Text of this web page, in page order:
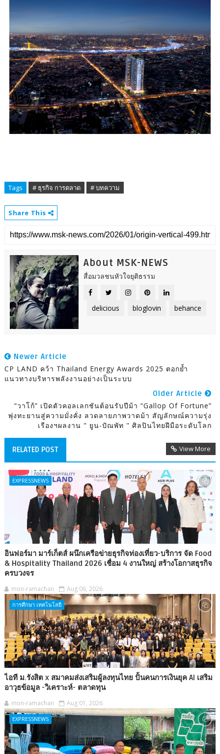
Tags # ธุรกิจ การตลาด # บทความ
Share This
About MSK-NEWS
สื่อมวลชนหัวใจยุติธรรม
delicious bloglovin behance
Newer Article
CP LAND คว้า Thailand Energy Awards 2025 ตอกย้ำ
แนวทางบริหารพลังงานอย่างเป็นระบบ
Older Article
“วาโก้” เปิดตัวคอลเลกชันต้อนรับปีม้า “Gallop Of Fortune”
พุ่งทะยานสู่ความมั่งคั่ง ลวดลายภาพวาดม้า สัญลักษณ์ความรุ่ง
เรืองฯผลงาน " ยูน-ปัณพัท " ศิลปินไทยฝีมือระดับโลก
RELATED POST View More
EXPRESSNEWS
อินฟอร์มา มาร์เก็ตส์ ผนึกเครือข่ายธุรกิจท่องเที่ยว-บริการ จัด Food
& Hospitality Thailand 2026 เชื่อม 4 งานใหญ่ สร้างโอกาสธุรกิจ
ครบวงจร
mon-ramachan Aug 06, 2026
การศึกษา เทคโนโลยี
ไอที ม.รังสิต x สมาคมส่งเสริมผู้ลงทุนไทย ปั้นคนการเงินยุค AI เสริม
อาวุธข้อมูล -วิเคราะห์- ตลาดทุน
mon-ramachan Aug 01, 2026
EXPRESSNEWS